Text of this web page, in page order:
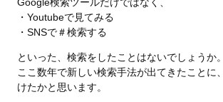
・Youtubeで見てみる
・SNSで＃検索する
といった、検索をしたことはないでしょうか。
ここ数年で新しい検索手法が出てきたことに
けたかと思います。